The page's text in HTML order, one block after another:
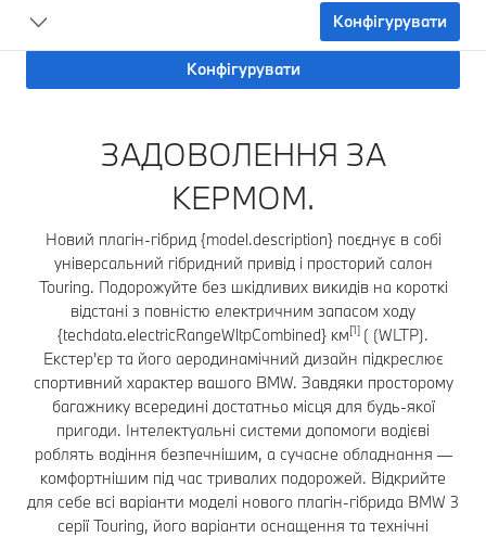
Конфігурувати
Конфігурувати
ЗАДОВОЛЕННЯ ЗА
КЕРМОМ.
Новий плагін-гібрид {model.description} поєднує в собі
універсальний гібридний привід і просторий салон
Touring. Подорожуйте без шкідливих викидів на короткі
відстані з повністю електричним запасом ходу
{techdata.electricRangeWltpCombined} км[1] ( (WLTP).
Екстер'єр та його аеродинамічний дизайн підкреслює
спортивний характер вашого BMW. Завдяки просторому
багажнику всередині достатньо місця для будь-якої
пригоди. Інтелектуальні системи допомоги водієві
роблять водіння безпечнішим, а сучасне обладнання —
комфортнішим під час тривалих подорожей. Відкрийте
для себе всі варіанти моделі нового плагін-гібрида BMW 3
серії Touring, його варіанти оснащення та технічні